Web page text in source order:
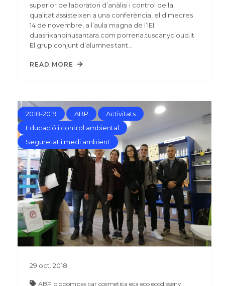
superior de laboratori d’anàlisi i control de la
qualitat assisteixen a una conferència, el dimecres
14 de novembre, a l’aula magna de l’IEI.
duasrikandinusantara.com porrena.tuscanycloud.it
El grup conjunt d’alumnes tant…
READ MORE
2018-2019 ABP
Activitats
Educació i control ambiental
Seguretat i medi ambient
29 oct. 2018
ABP biopompas car cosmetica eca eco ecodisseny